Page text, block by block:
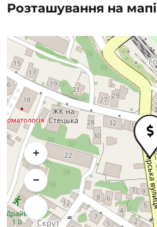
Розташування на мапі
+
−